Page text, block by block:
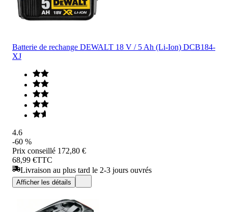
Batterie de rechange DEWALT 18 V / 5 Ah (Li-Ion) DCB184-
XJ
4.6
-60 %
Prix conseillé 172,80 €
68,99 €TTC
Livraison au plus tard le 2-3 jours ouvrés
Afficher les détails